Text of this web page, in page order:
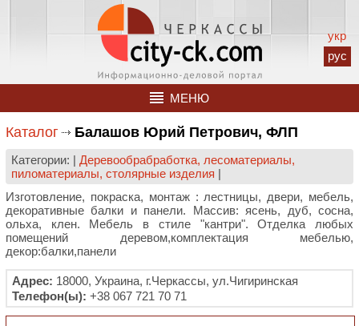
укр
рус
МЕНЮ
Каталог Балашов Юрий Петрович, ФЛП
Категории: | Деревообрабработка, лесоматериалы,
пиломатериалы, столярные изделия |
Изготовление, покраска, монтаж : лестницы, двери, мебель,
декоративные балки и панели. Массив: ясень, дуб, сосна,
ольха, клен. Мебель в стиле "кантри". Отделка любых
помещений деревом,комплектация мебелью,
декор:балки,панели
Адрес: 18000, Украина, г.Черкассы, ул.Чигиринская
Телефон(ы): +38 067 721 70 71